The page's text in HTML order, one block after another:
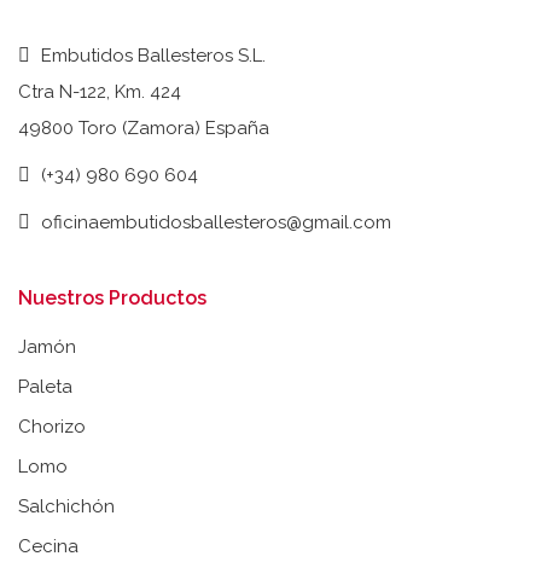
Embutidos Ballesteros S.L.
Ctra N-122, Km. 424
49800 Toro (Zamora) España
(+34) 980 690 604
oficinaembutidosballesteros@gmail.com
Nuestros Productos
Jamón
Paleta
Chorizo
Lomo
Salchichón
Cecina